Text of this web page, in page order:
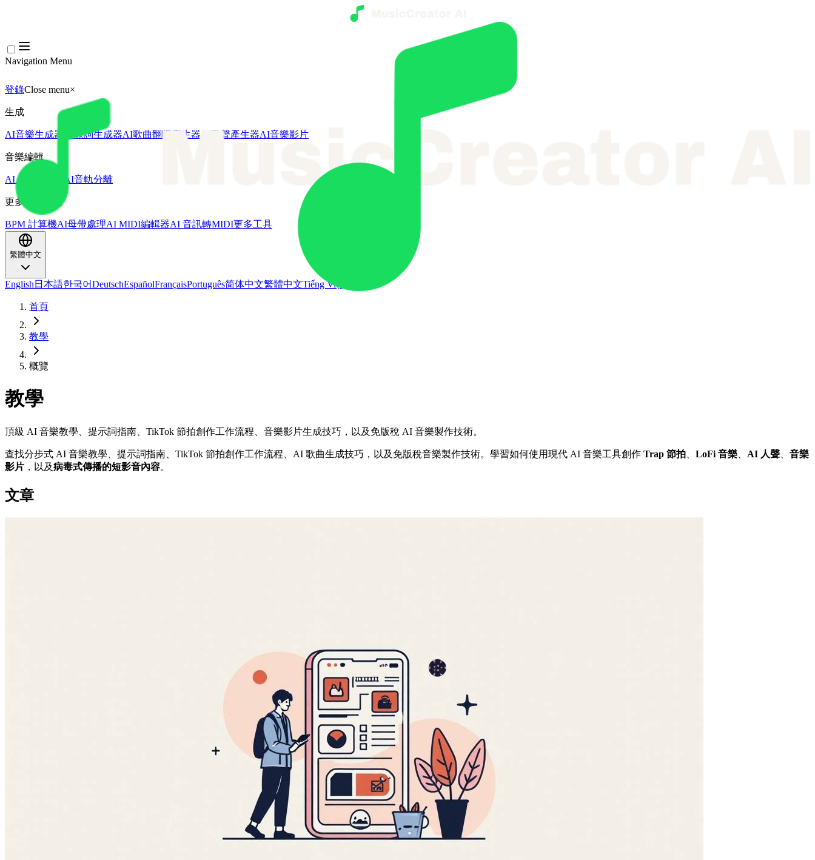
Navigation Menu
登錄Close menu×
生成
AI音樂生成器 AI歌詞生成器AI歌曲翻唱產生器 AI歌聲產生器AI音樂影片
音樂編輯
AI人聲去除器 AI音軌分離
更多音樂工具
BPM 計算機AI母帶處理AI MIDI編輯器AI 音訊轉MIDI更多工具
繁體中文
English 日本語한국어DeutschEspañolFrançaisPortuguês简体中文繁體中文Tiếng Việt
首頁
教學
概覽
教學
頂級 AI 音樂教學、提示詞指南、TikTok 節拍創作工作流程、音樂影片生成技巧，以及免版稅 AI 音樂製作技術。
查找分步式 AI 音樂教學、提示詞指南、TikTok 節拍創作工作流程、AI 歌曲生成技巧，以及免版稅音樂製作技術。學習如何使用現代 AI 音樂工具創作 Trap 節拍 LoFi 音樂 AI 人聲
音樂
影片 ，以及病毒式傳播的短影音內容。
文章